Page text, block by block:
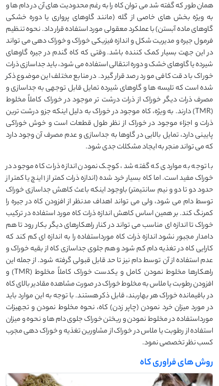
همان طور که گفته شد می توان کاه را به رغم محدودیت های آن در دام ها و
به ویژه بخش های خاصی از گله (مانند گاوهای پرواری یا دوره خشکی
گاوهای ماده آبستن) با عملکرد معقولی مورد استفاده قرار داد. نحوه تنظیم
فرمول جیره و مدیریت شکل و اندازه فیزیکی خوراک و خوراک دهی می تواند
در این جهت بسیار کمک کننده باشد. وقتی که کاه گندم در جیره گاوهای
شیرده یا گاوهای خشک و دوره انتقالی استفاده می شود، باید جداسازی ذرات
خوراک با دقت کافی مورد رصد قرار گیرد. در منابع مختلف این موضوع ذکر
شده است که تلیسه ها و گاوهای شیرده تمایل قابل توجهی به جداسازی و
مصرف ذرات دیگر خوراک از ذرات درشت تر موجود در خوراک کاملاً مخلوط
(TMR) دارند. به ویژه، کاه موجود در خوراک به دلیل اینکه جزو درشت ترین
ذرات و اجزاء موجود در خوراک از نظر طول قطعات است و خوش خوراکی
پایینی دارد، تمایل بالایی در گاوها به جداسازی و عدم مصرف آن وجود دارد
که می تواند منجر به ایجاد مشکلات جدی شود.
با توجه به مواردی که گفته شد، کوچک نمودن اندازه ذرات کاه موجود در
خوراک مفید است. اما کاه بسیار خرد شده (اندازه ذرات کمتر از 1 اینچ یا کمتر از
حدود دو تا دو و نیم سانتیمتر) باوجود اینکه باعث کاهش جداسازی خوراک
توسط دام می شود، ولی می تواند اهداف مدنظر از افزودن کاه در جیره را
کمرنگ کند. بر همین اساس کاهش اندازه ذرات کاه مورد استفاده در ترکیب
خوراک تا اندازه ای مناسب می تواند در کنار راهکارهای دیگر بکار رود تا هم
دامدار مجبور نشود اندازه ذرات کاه مورداستفاده را به اندازه ای کم کند که
کارایی کاه در تغذیه دام کم شود و هم جلوی جداسازی کاه از بقیه خوراک و
عدم استفاده از آن توسط دام نیز تا حد قابل قبولی گرفته شود. از جمله این
راهکارها مخلوط نمودن کامل و یکدست خوراک کاملاً مخلوط (TMR) و
افزودن رطوبت یا ملاس به مخلوط خوراک در صورت مشاهده مقادیر بالای کاه
در باقیمانده خوراک هر بهاربند، قابل ذکر هستند. با توجه به این موارد باید
در مورد میزان خرد نمودن (چاپر زدن) کاه، نحوه مخلوط نمودن و تجهیزات
مورداستفاده در مخلوط نمودن و ریختن خوراک جلوی دام ها و نحوه و میزان
استفاده از رطوبت یا ملاس در خوراک از مشاورین تغذیه و خوراک دهی مجرب
کسب نظر تخصصی نمود.
روش های فراوری کاه